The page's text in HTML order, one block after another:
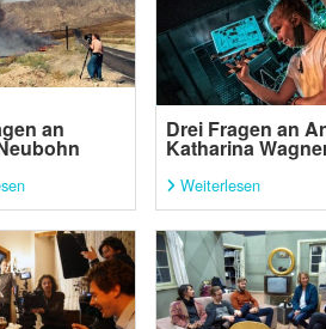
an Drei Fragen an
Katharina
Weiterlesen